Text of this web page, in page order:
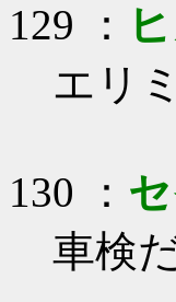
129 ：
エリ
130 ：
車検